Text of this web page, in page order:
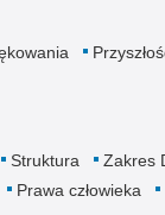
Struktura Zakres
Prawa człowieka